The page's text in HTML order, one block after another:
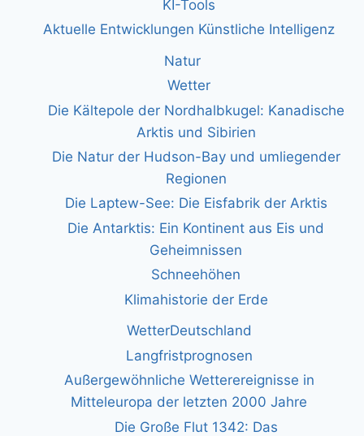
KI-Tools
Aktuelle Entwicklungen Künstliche Intelligenz
Natur
Wetter
Die Kältepole der Nordhalbkugel: Kanadische
Arktis und Sibirien
Die Natur der Hudson-Bay und umliegender
Regionen
Die Laptew-See: Die Eisfabrik der Arktis
Die Antarktis: Ein Kontinent aus Eis und
Geheimnissen
Schneehöhen
Klimahistorie der Erde
WetterDeutschland
Langfristprognosen
Außergewöhnliche Wetterereignisse in
Mitteleuropa der letzten 2000 Jahre
Die Große Flut 1342: Das